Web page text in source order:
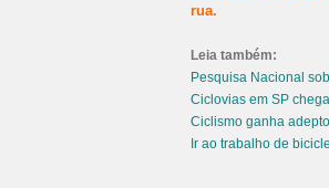
rua.
Leia também:
Pesquisa Nacional
Ciclovias em SP
Ciclismo ganha
Ir ao trabalho de